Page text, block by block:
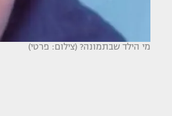
מי הילד שבתמונה? (צילום: פרטי)